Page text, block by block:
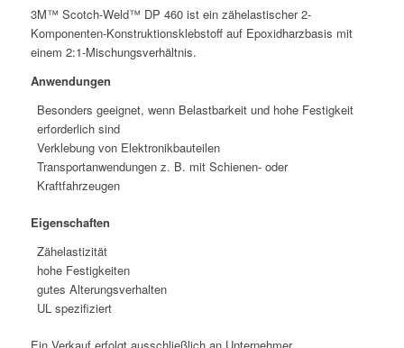
3M™ Scotch-Weld™ DP 460 ist ein zähelastischer 2-
Komponenten-Konstruktionsklebstoff auf Epoxidharzbasis mit
einem 2:1-Mischungsverhältnis.
Anwendungen
Besonders geeignet, wenn Belastbarkeit und hohe Festigkeit
erforderlich sind
Verklebung von Elektronikbauteilen
Transportanwendungen z. B. mit Schienen- oder
Kraftfahrzeugen
Eigenschaften
Zähelastizität
hohe Festigkeiten
gutes Alterungsverhalten
UL spezifiziert